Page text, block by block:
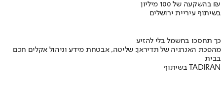
בהשקעה של 100 מיליון ₪
בשיתוף עיריית ירושלים
כך תחסכו בחשמל בלי להזיע
מהפכת האנרגיה של תדיראן: שליטה, אבטחת מידע וניהול אקלים חכם
בבית
בשיתוף TADIRAN